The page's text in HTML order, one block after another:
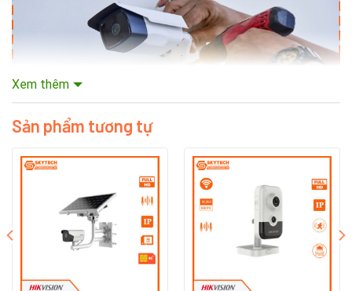
Hãy cùng Sky CCTV tìm hiểu một số câu hỏi khi sử
Combo bao gồm những gì?
8 camera Hikvision 5.0MP, 1 đầu ghi hình (NVR), dây cáp kết
nối, nguồn điện và phụ kiện lắp đặt.
Cách lắp đặt camera như thế nào?
Chọn vị trí, gắn camera vào khung, kết nối cáp mạng hoặc
đồng trục, và cấp nguồn điện cho camera.
Xem thêm
Sản phẩm tương tự